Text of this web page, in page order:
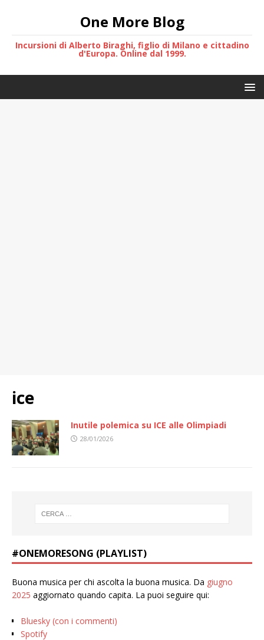
One More Blog
Incursioni di Alberto Biraghi, figlio di Milano e cittadino
d'Europa. Online dal 1999.
ice
Inutile polemica su ICE alle Olimpiadi
28/01/2026
#ONEMORESONG (PLAYLIST)
Buona musica per chi ascolta la buona musica. Da giugno
2025 aggiornato quando capita. La puoi seguire qui:
Bluesky (con i commenti)
Spotify